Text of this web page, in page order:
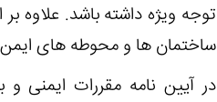
توجه ویژه داشته باشد. علاوه
ساختمان ها و محوطه های
در آیین نامه مقررات ایمنی